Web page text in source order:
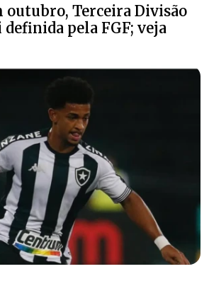
outubro, Terceira Divisão
definida pela FGF; veja